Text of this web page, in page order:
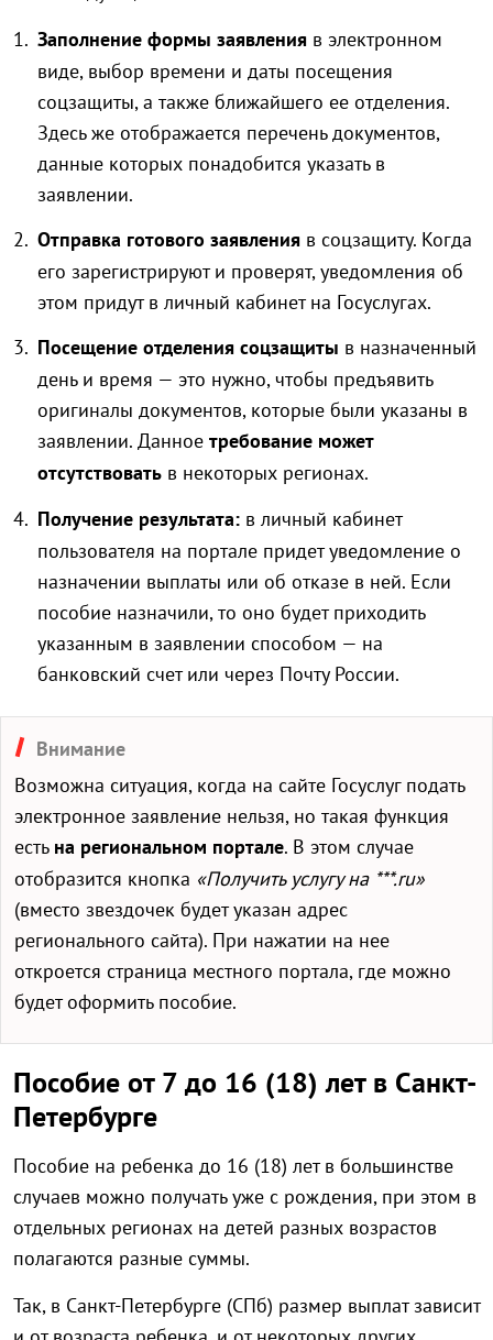
Заполнение формы заявления в электронном
виде, выбор времени и даты посещения
соцзащиты, а также ближайшего ее отделения.
Здесь же отображается перечень документов,
данные которых понадобится указать в
заявлении.
Отправка готового заявления в соцзащиту. Когда
его зарегистрируют и проверят, уведомления об
этом придут в личный кабинет на Госуслугах.
Посещение отделения соцзащиты в назначенный
день и время — это нужно, чтобы предъявить
оригиналы документов, которые были указаны в
заявлении. Данное требование может
отсутствовать в некоторых регионах.
Получение результата: в личный кабинет
пользователя на портале придет уведомление о
назначении выплаты или об отказе в ней. Если
пособие назначили, то оно будет приходить
указанным в заявлении способом — на
банковский счет или через Почту России.
Внимание
Возможна ситуация, когда на сайте Госуслуг подать
электронное заявление нельзя, но такая функция
есть на региональном портале. В этом случае
отобразится кнопка «Получить услугу на ***.ru»
(вместо звездочек будет указан адрес
регионального сайта). При нажатии на нее
откроется страница местного портала, где можно
будет оформить пособие.
Пособие от 7 до 16 (18) лет в Санкт-
Петербурге
Пособие на ребенка до 16 (18) лет в большинстве
случаев можно получать уже с рождения, при этом в
отдельных регионах на детей разных возрастов
полагаются разные суммы.
Так, в Санкт-Петербурге (СПб) размер выплат зависит
и от возраста ребенка, и от некоторых других